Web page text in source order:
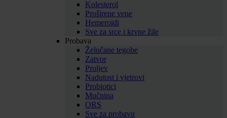
Kolesterol
Proširene vene
Hemeroidi
Sve za srce i krvne žile
Probava
Želučane tegobe
Zatvor
Proljev
Nadutost i vjetrovi
Probiotici
Mučnina
ORS
Sve za probavu